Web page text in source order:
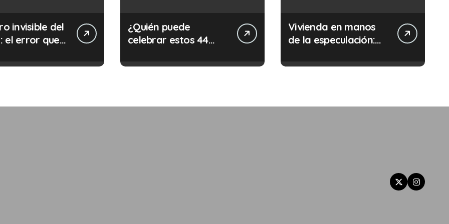
invisible del
el error que
en tu trabajo
¿Quién puede
celebrar estos 44
Vivienda en manos
de la especulación:
no te da para vivir